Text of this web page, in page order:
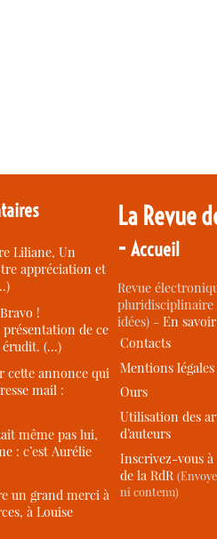
Liliane, Un
appréciation et
Bravo !
de ce
érudit. (…)
cette annonce qui
mail :
même pas lui,
: c’est Aurélie
un grand merci à
à Louise
La Revue
-Accueil
Revue
idées) -En
Contacts
Mentions légales
Ours
Utilisation des
d’auteurs
Inscrivez-vous
de la RdR
ni contenu)